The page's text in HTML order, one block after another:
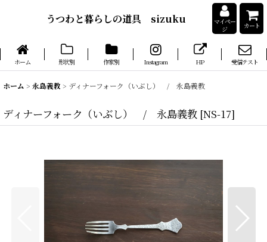
うつわと暮らしの道具 sizuku
マイペー
ジ
カート
ホーム 形状別 作家別 Instagram HP 受信テスト
ホーム > 永島義教 > ディナーフォーク（いぶし） / 永島義教
ディナーフォーク（いぶし） / 永島義教 [NS-17]